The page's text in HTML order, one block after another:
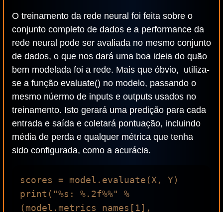
O treinamento da rede neural foi feita sobre o
conjunto completo de dados e a performance da
rede neural pode ser avaliada no mesmo conjunto
de dados, o que nos dará uma boa ideia do quão
bem modelada foi a rede. Mais que óbvio, utiliza-
se a função evaluate() no modelo, passando o
mesmo núermo de inputs e outputs usados no
treinamento. Isto gerará uma predição para cada
entrada e saída e coletará pontuação, incluindo
média de perda e qualquer métrica que tenha
sido configurada, como a acurácia.
scores = model.evaluate(X, Y)
print("%s: %.2f%%" %
(model.metrics_names[1],